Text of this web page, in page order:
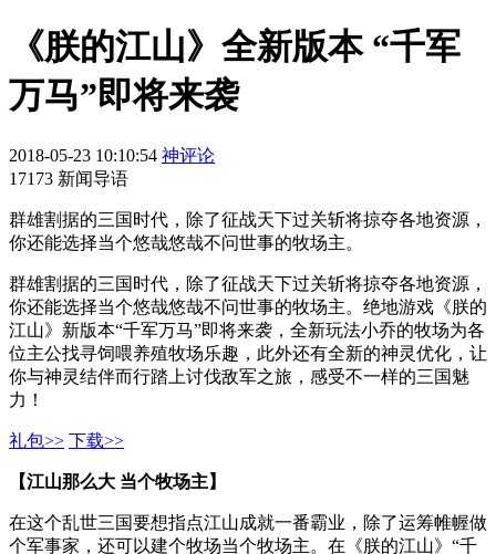
《朕的江山》全新版本 “千军
万马”即将来袭
2018-05-23 10:10:54 神评论
17173 新闻导语
群雄割据的三国时代，除了征战天下过关斩将掠夺各地资源，
你还能选择当个悠哉悠哉不问世事的牧场主。
群雄割据的三国时代，除了征战天下过关斩将掠夺各地资源，
你还能选择当个悠哉悠哉不问世事的牧场主。绝地游戏《朕的
江山》新版本“千军万马”即将来袭，全新玩法小乔的牧场为各
位主公找寻饲喂养殖牧场乐趣，此外还有全新的神灵优化，让
你与神灵结伴而行踏上讨伐敌军之旅，感受不一样的三国魅
力！
礼包>> 下载>>
【江山那么大 当个牧场主】
在这个乱世三国要想指点江山成就一番霸业，除了运筹帷幄做
个军事家，还可以建个牧场当个牧场主。在《朕的江山》“千